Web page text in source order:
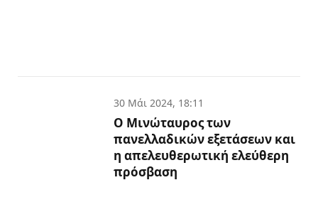
30 Μάι 2024, 18:11
Ο Μινώταυρος των
πανελλαδικών εξετάσεων και
η απελευθερωτική ελεύθερη
πρόσβαση